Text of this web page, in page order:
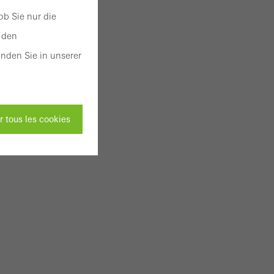
Sie nur die
Sie in unserer
tous les cookies